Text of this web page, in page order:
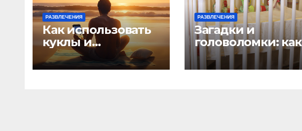
РАЗВЛЕЧЕНИЯ
Как использовать
куклы и
марионетки для
создания игр
РАЗВЛЕЧЕНИЯ
Загадки и
головоломки: как
развивать
логическое